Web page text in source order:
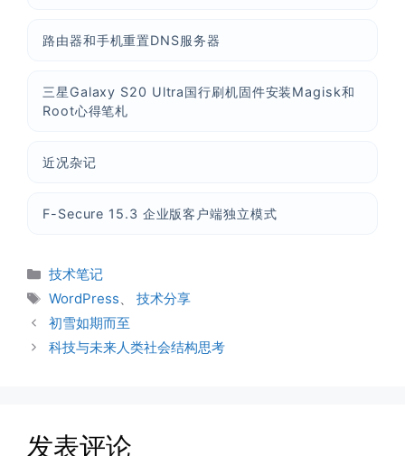
路由器和手机重置DNS服务器
三星Galaxy S20 Ultra国行刷机固件安装Magisk和
Root心得笔札
近况杂记
F-Secure 15.3 企业版客户端独立模式
分
类
技术笔记
标
签
WordPress、 技术分享
初雪如期而至
科技与未来人类社会结构思考
发表评论